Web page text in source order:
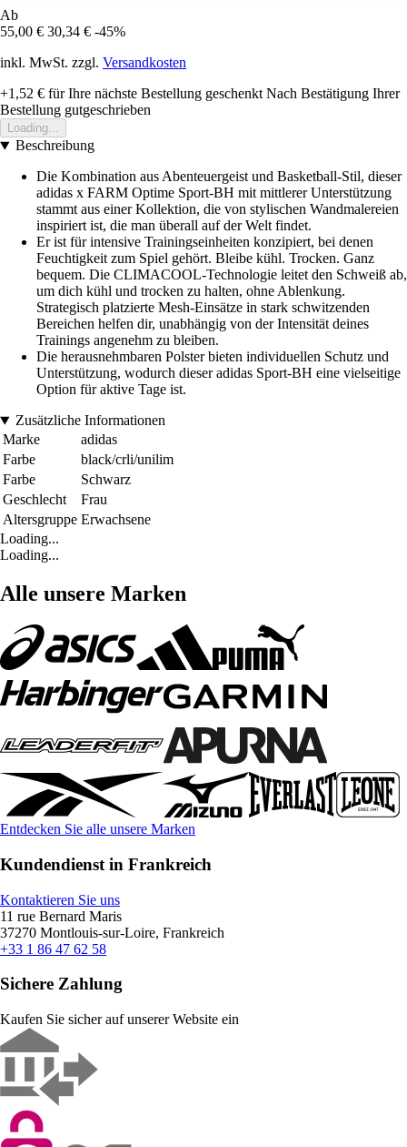
Ab
55,00 € 30,34 € -45%
inkl. MwSt. zzgl. Versandkosten
+1,52 € für Ihre nächste Bestellung geschenkt Nach Bestätigung Ihrer
Bestellung gutgeschrieben
Loading...
Beschreibung
Die Kombination aus Abenteuergeist und Basketball-Stil, dieser
adidas x FARM Optime Sport-BH mit mittlerer Unterstützung
stammt aus einer Kollektion, die von stylischen Wandmalereien
inspiriert ist, die man überall auf der Welt findet.
Er ist für intensive Trainingseinheiten konzipiert, bei denen
Feuchtigkeit zum Spiel gehört. Bleibe kühl. Trocken. Ganz
bequem. Die CLIMACOOL-Technologie leitet den Schweiß ab,
um dich kühl und trocken zu halten, ohne Ablenkung.
Strategisch platzierte Mesh-Einsätze in stark schwitzenden
Bereichen helfen dir, unabhängig von der Intensität deines
Trainings angenehm zu bleiben.
Die herausnehmbaren Polster bieten individuellen Schutz und
Unterstützung, wodurch dieser adidas Sport-BH eine vielseitige
Option für aktive Tage ist.
Zusätzliche Informationen
Marke
adidas
Farbe
black/crli/unilim
Farbe
Schwarz
Geschlecht
Frau
Altersgruppe Erwachsene
Loading...
Loading...
Alle unsere Marken
Entdecken Sie alle unsere Marken
Kundendienst in Frankreich
Kontaktieren Sie uns
11 rue Bernard Maris
37270 Montlouis-sur-Loire, Frankreich
+33 1 86 47 62 58
Sichere Zahlung
Kaufen Sie sicher auf unserer Website ein